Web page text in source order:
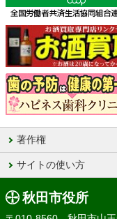
著作権
サイトの使い方
秋田市役所